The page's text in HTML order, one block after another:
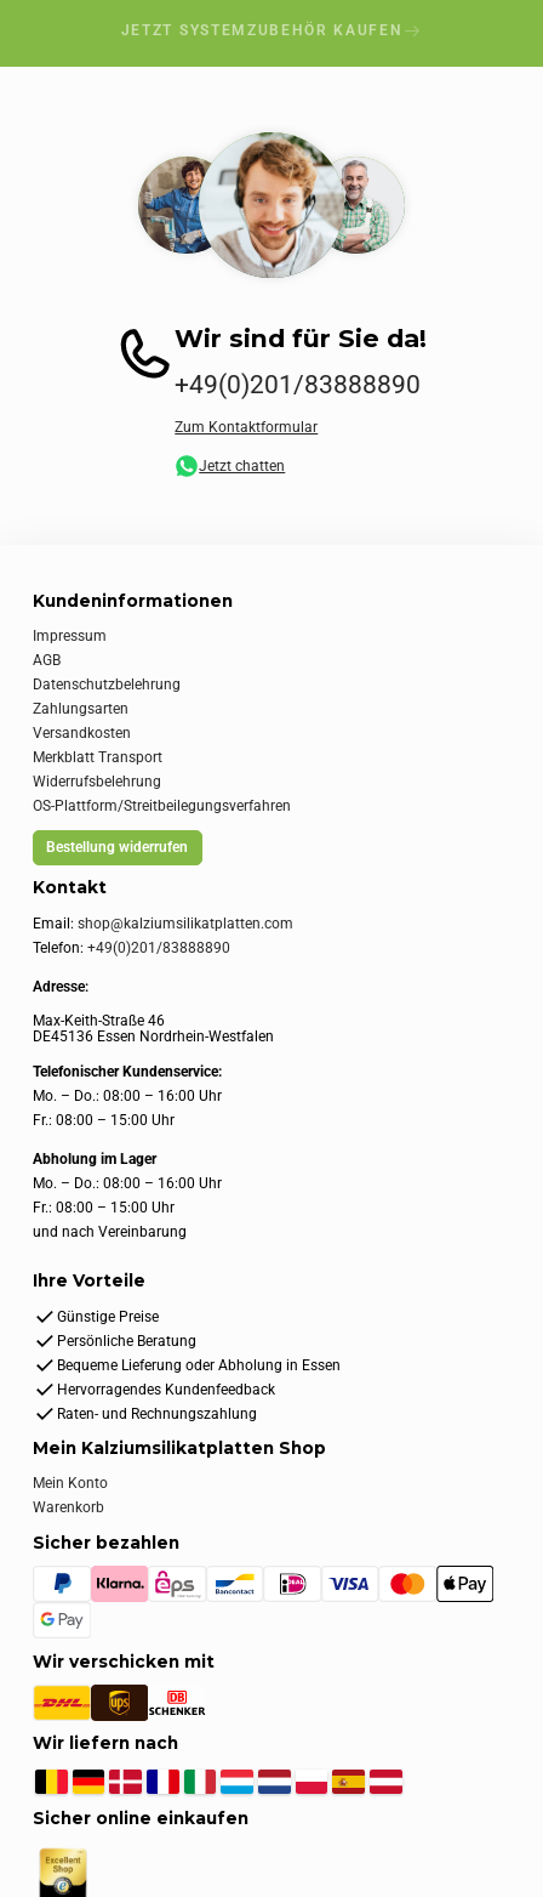
JETZT SYSTEMZUBEHÖR KAUFEN
Wir sind für Sie da!
+49(0)201/83888890
Zum Kontaktformular
Jetzt chatten
Kundeninformationen
Impressum
AGB
Datenschutzbelehrung
Zahlungsarten
Versandkosten
Merkblatt Transport
Widerrufsbelehrung
OS-Plattform/Streitbeilegungsverfahren
Bestellung widerrufen
Kontakt
Email:shop@kalziumsilikatplatten.com
Telefon:+49(0)201/83888890
Adresse:
Max-Keith-Straße 46
DE45136 Essen Nordrhein-Westfalen
Telefonischer Kundenservice:
Mo. – Do.: 08:00 – 16:00 Uhr
Fr.: 08:00 – 15:00 Uhr
Abholung im Lager
Mo. – Do.: 08:00 – 16:00 Uhr
Fr.: 08:00 – 15:00 Uhr
und nach Vereinbarung
Ihre Vorteile
Günstige Preise
Persönliche Beratung
Bequeme Lieferung oder Abholung in Essen
Hervorragendes Kundenfeedback
Raten- und Rechnungszahlung
Mein Kalziumsilikatplatten Shop
Mein Konto
Warenkorb
Sicher bezahlen
Wir verschicken mit
Wir liefern nach
Sicher online einkaufen